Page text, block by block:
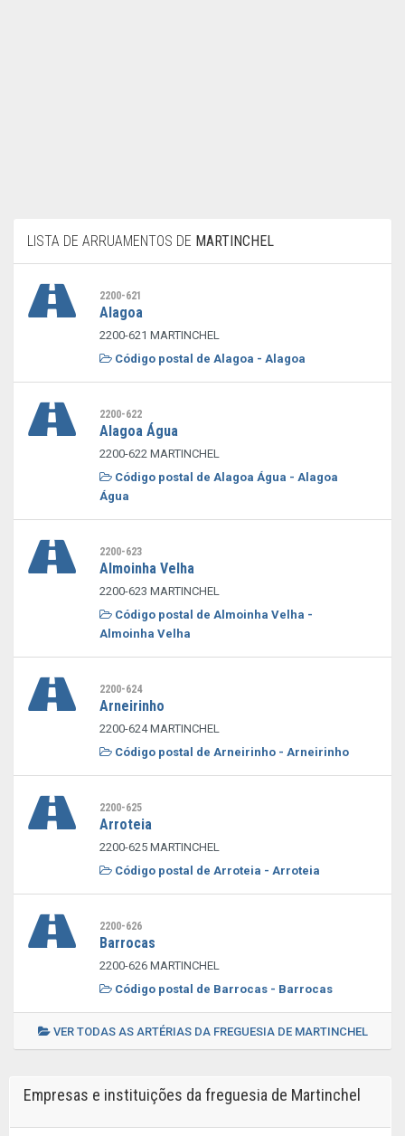
LISTA DE ARRUAMENTOS DE MARTINCHEL
2200-621
Alagoa
2200-621 MARTINCHEL
Código postal de Alagoa - Alagoa
2200-622
Alagoa Água
2200-622 MARTINCHEL
Código postal de Alagoa Água - Alagoa
Água
2200-623
Almoinha Velha
2200-623 MARTINCHEL
Código postal de Almoinha Velha -
Almoinha Velha
2200-624
Arneirinho
2200-624 MARTINCHEL
Código postal de Arneirinho - Arneirinho
2200-625
Arroteia
2200-625 MARTINCHEL
Código postal de Arroteia - Arroteia
2200-626
Barrocas
2200-626 MARTINCHEL
Código postal de Barrocas - Barrocas
VER TODAS AS ARTÉRIAS DA FREGUESIA DE MARTINCHEL
Empresas e instituições da freguesia de Martinchel